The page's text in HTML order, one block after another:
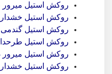
روکش استیل میرور
روکش استیل خشدار
روکش استیل گندمی
روکش استیل
روکش استیل میرور
روکش استیل